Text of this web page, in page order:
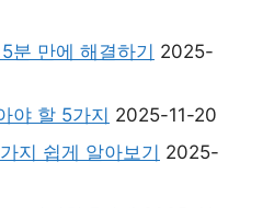
분 만에 해결하기 2025-
야 할 5가지 2025-11-20
지 쉽게 알아보기 2025-